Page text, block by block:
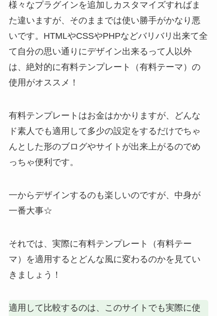
様々なプラグインを追加しカスタマイズすればま
た違いますが、 そのままでは使い勝手がかなり悪
いです。HTMLやCSSやPHPなどバリバリ出来て全
て自分の思い通りにデザイン出来るって人以外
は、 絶対的に有料テンプレート（有料テーマ）の
使用がオススメ！
有料テンプレートはお金はかかりますが、
どんな
ド素人でも適用して多少の設定をするだけでちゃ
んとした形のブログやサイトが出来上がるのでめ
っちゃ便利です。
一からデザインするのも楽しいのですが、中身が
一番大事☆
それでは、実際に有料テンプレート（有料テー
マ）を適用するとどんな風に変わるのかを見てい
きましょう！
適用して比較するのは、このサイトでも実際に使